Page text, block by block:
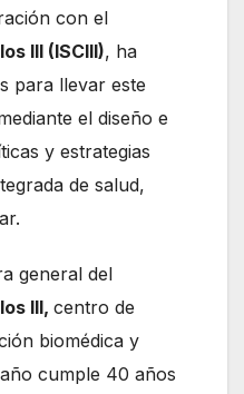
con el
III (ISCIII), ha
para llevar este
el diseño e
y estrategias
de salud,
general del
III, centro de
biomédica y
cumple 40 años